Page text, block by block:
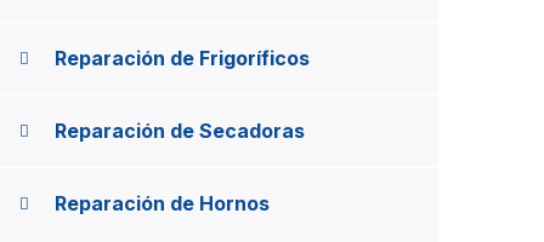
Reparación de Frigoríficos
Reparación de Secadoras
Reparación de Hornos